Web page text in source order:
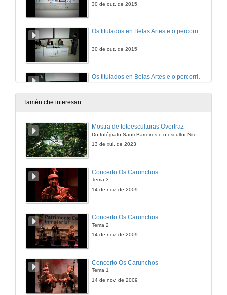
30 de out. de 2015
Os titulados en Belas Artes e o percorrido profesional. Apertura.
30 de out. de 2015
30 de out. de 2015
Tamén che interesan
Mostra de fotoesculturas Overtraz
13 de xul. de 2023
Concerto Os Carunchos
Tema 3
14 de nov. de 2009
Concerto Os Carunchos
Tema 2
14 de nov. de 2009
Concerto Os Carunchos
Tema 1
14 de nov. de 2009